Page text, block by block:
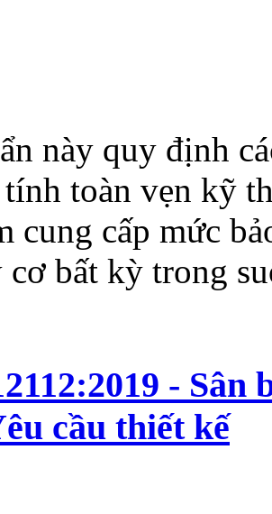
này quy định
tính toàn vẹn kỹ
cung cấp mức
cơ bất kỳ trong
- Sân
cầu thiết kế